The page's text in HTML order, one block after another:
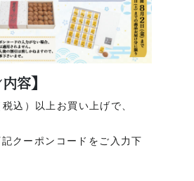
容】
込）以上お買い上げで、
クーポンコードをご入力下